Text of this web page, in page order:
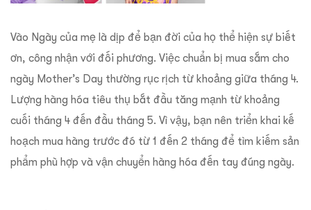
Vào Ngày của mẹ là dịp để bạn đời của họ thể hiện sự biết
ơn, công nhận với đối phương. Việc chuẩn bị mua sắm cho
ngày Mother’s Day thường rục rịch từ khoảng giữa tháng 4.
Lượng hàng hóa tiêu thụ bắt đầu tăng mạnh từ khoảng
cuối tháng 4 đến đầu tháng 5. Vì vậy, bạn nên triển khai kế
hoạch mua hàng trước đó từ 1 đến 2 tháng để tìm kiếm sản
phẩm phù hợp và vận chuyển hàng hóa đến tay đúng ngày.